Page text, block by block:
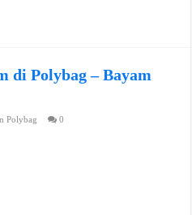
di Polybag – Bayam
Polybag 0